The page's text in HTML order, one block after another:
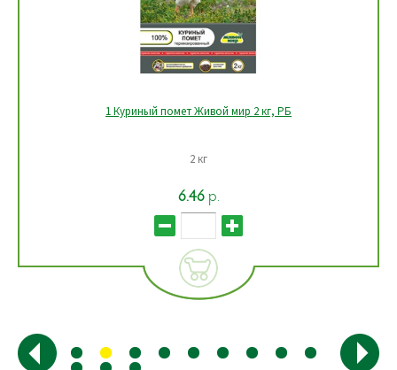
1 Куриный помет Живой мир 2 кг, РБ
2 кг
6.46р.